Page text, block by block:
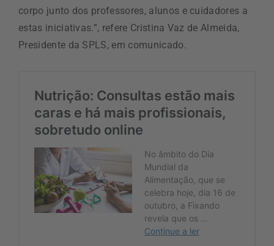
corpo junto dos professores, alunos e cuidadores a
estas iniciativas.”, refere Cristina Vaz de Almeida,
Presidente da SPLS, em comunicado.